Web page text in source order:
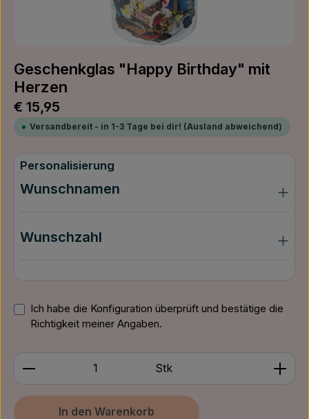
Geschenkglas "Happy Birthday" mit
Herzen
Regulärer Preis:
€ 15,95
Versandbereit - in 1-3 Tage bei dir! (Ausland abweichend)
Personalisierung
Wunschnamen
Wunschzahl
Ich habe die Konfiguration überprüft und bestätige die
Richtigkeit meiner Angaben.
Produkt Anzahl: Gib den gewünschten Wert ein
Stk
In den Warenkorb